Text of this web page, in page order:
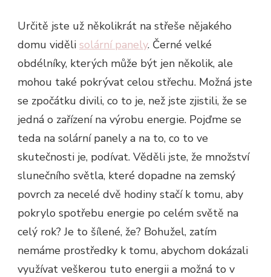
Určitě jste už několikrát na střeše nějakého
domu viděli solární panely. Černé velké
obdélníky, kterých může být jen několik, ale
mohou také pokrývat celou střechu. Možná jste
se zpočátku divili, co to je, než jste zjistili, že se
jedná o zařízení na výrobu energie. Pojďme se
teda na solární panely a na to, co to ve
skutečnosti je, podívat. Věděli jste, že množství
slunečního světla, které dopadne na zemský
povrch za necelé dvě hodiny stačí k tomu, aby
pokrylo spotřebu energie po celém světě na
celý rok? Je to šílené, že? Bohužel, zatím
nemáme prostředky k tomu, abychom dokázali
využívat veškerou tuto energii a možná to v